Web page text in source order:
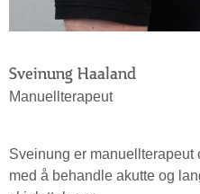
Sveinung Haaland
Manuellterapeut
Sveinung er manuellterapeut
med å behandle akutte og